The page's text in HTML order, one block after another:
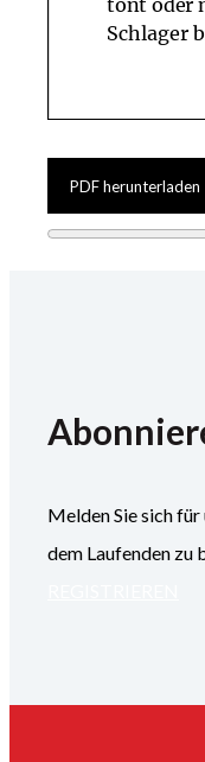
PDF herunterladen
Melden Sie sich
dem Laufenden zu